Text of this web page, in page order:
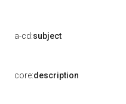
a-cd:subject
core:description